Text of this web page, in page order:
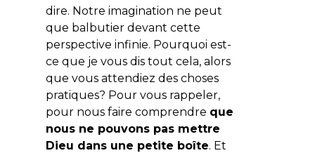
dire. Notre imagination ne peut
que balbutier devant cette
perspective infinie. Pourquoi est-
ce que je vous dis tout cela, alors
que vous attendiez des choses
pratiques? Pour vous rappeler,
pour nous faire comprendre que
nous ne pouvons pas mettre
Dieu dans une petite boîte. Et